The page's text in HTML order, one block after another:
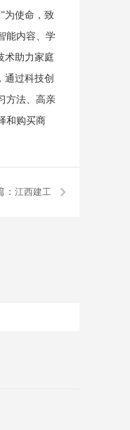
为使命，致
能内容、学
术助力家庭
通过科技创
方法、高亲
和购买商
： 江西建工